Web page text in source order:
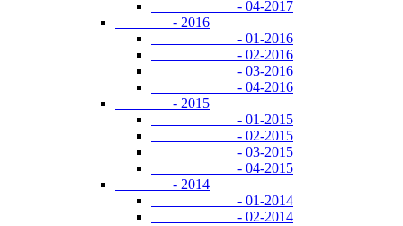
- 04-2017
- 2016
- 01-2016
- 02-2016
- 03-2016
- 04-2016
- 2015
- 01-2015
- 02-2015
- 03-2015
- 04-2015
- 2014
- 01-2014
- 02-2014